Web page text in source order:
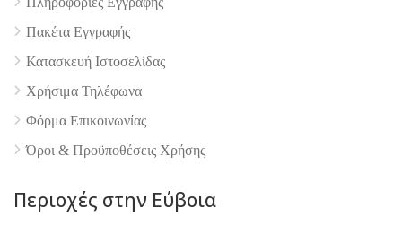
Πακέτα Εγγραφής
Κατασκευή Ιστοσελίδας
Χρήσιμα Τηλέφωνα
Φόρμα Επικοινωνίας
Όροι & Προϋποθέσεις Xρήσης
Περιοχές στην Εύβοια